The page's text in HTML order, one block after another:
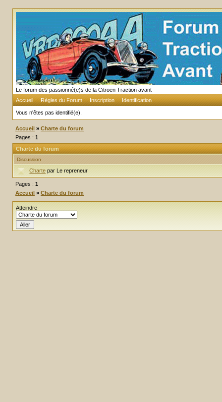
Le forum des passionné(e)s de la Citroën Traction avant
Accueil
Règles du Forum Inscription Identification
Vous n'êtes pas identifié(e).
Accueil » Charte du forum
Pages : 1
Charte du forum
Discussion
Charte par Le repreneur
Pages : 1
Accueil » Charte du forum
Atteindre